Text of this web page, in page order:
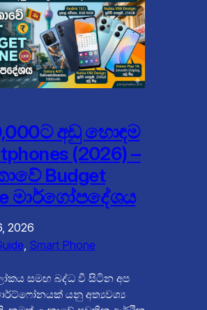
අඩු හොඳම
(2026) –
Budget
මාර්ගෝපදේශය
2026
Smart Phone
සමඟ බද්ධ වී සිටින අප
යනු අත්‍යවශ්‍ය